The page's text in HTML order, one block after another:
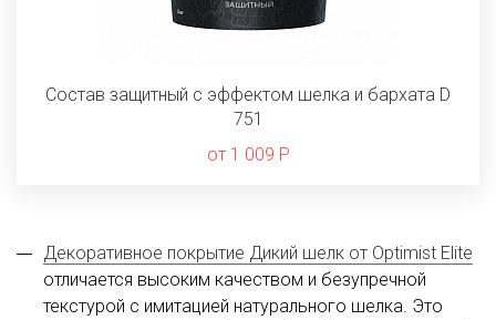
Состав защитный с эффектом шелка и бархата D
751
от 1 009 Р
Декоративное покрытие Дикий шелк от Optimist Elite
отличается высоким качеством и безупречной
текстурой с имитацией натурального шелка. Это